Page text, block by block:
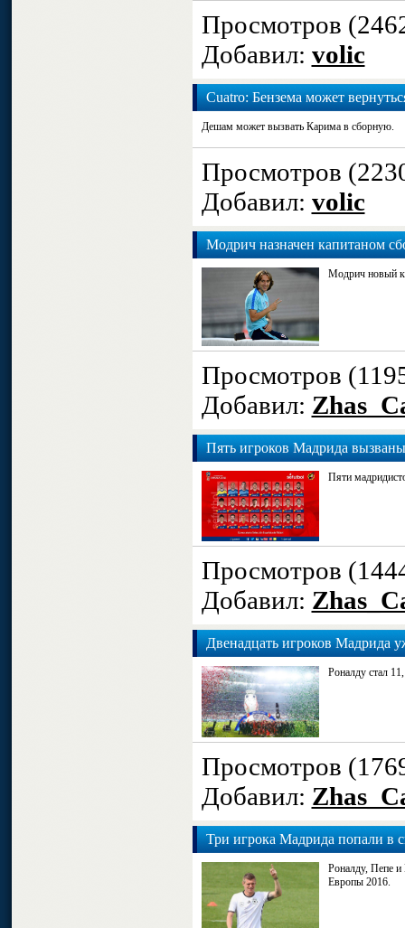
Просмотров
Добавил: volic
Cuatro: Бензема может
Дешам может вызвать Карима в сборную.
Просмотров
Добавил: volic
Модрич назначен капитаном
Модрич новый
Просмотров
Добавил:
Пять игроков Мадрида
Пяти
Просмотров
Добавил:
Двенадцать игроков Мадрида
Роналду стал
Просмотров
Добавил:
Три игрока Мадрида попали в
Роналду, Пепе
Европы 2016.